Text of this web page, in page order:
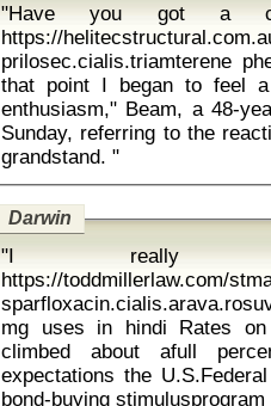
"Have you got a
https://
prilosec.cialis.triamterene
that point I began to feel
enthusiasm," Beam, a 48-
Sunday, referring to the
grandstand. "
Darwin
"I really
https://toddmillerlaw.com/
mg uses in hindi Rates on 30-year fixed rate mortgages have
climbed about afull
expectations the